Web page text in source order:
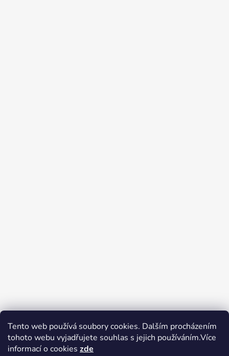
Tento web používá soubory cookies. Dalším procházením
tohoto webu vyjadřujete souhlas s jejich používáním.Více
informací o cookies zde
Zboží.cz Heureka.cz Voňavé dárky